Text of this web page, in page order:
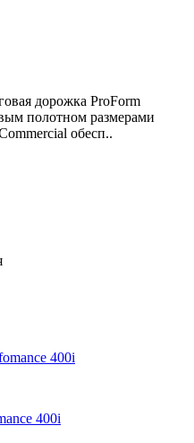
дорожка ProForm
полотном размерами
обесп..
400i